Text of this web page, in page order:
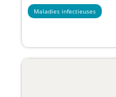
Maladies infectieuses